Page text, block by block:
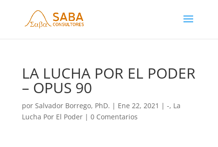
LA LUCHA POR EL PODER
– OPUS 90
por Salvador Borrego, PhD. | Ene 22, 2021 | -, La
Lucha Por El Poder| 0 Comentarios